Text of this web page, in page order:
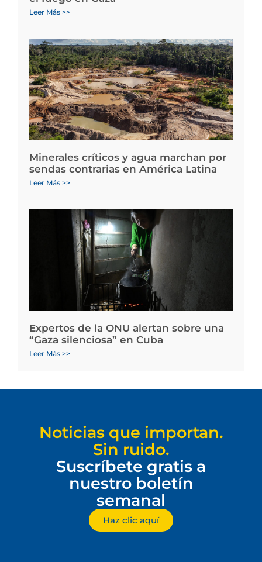
Leer Más >>
Minerales críticos y agua marchan por
sendas contrarias en América Latina
Leer Más >>
Expertos de la ONU alertan sobre una
“Gaza silenciosa” en Cuba
Leer Más >>
Noticias que importan.
Sin ruido.
Suscríbete gratis a
nuestro boletín
semanal
Haz clic aquí